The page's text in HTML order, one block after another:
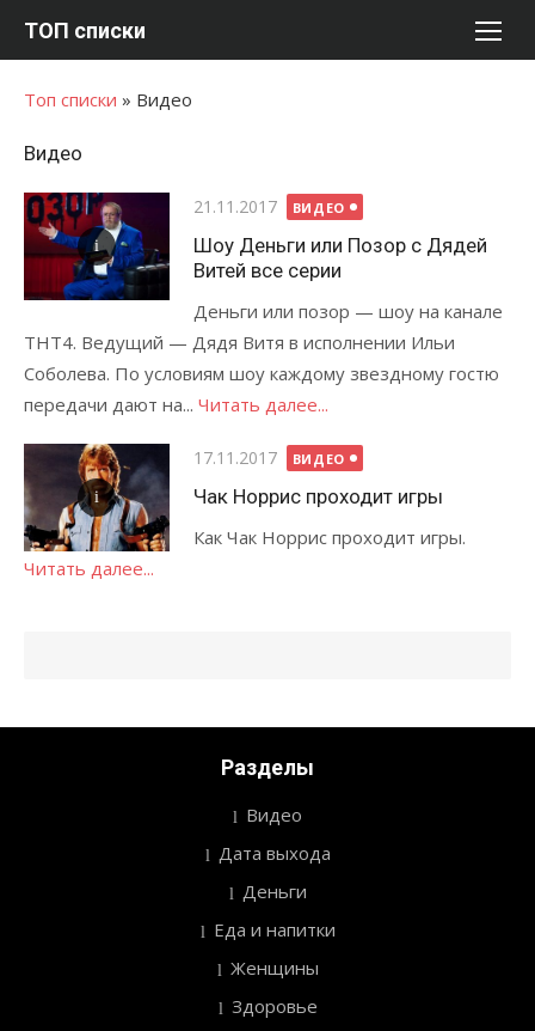
ТОП списки
Топ списки » Видео
Видео
Опубликовано
21.11.2017 ВИДЕО
Шоу Деньги или Позор с Дядей
Витей все серии
Деньги или позор — шоу на канале
ТНТ4. Ведущий — Дядя Витя в исполнении Ильи
Соболева. По условиям шоу каждому звездному гостю
передачи дают на... Читать далее...
Опубликовано
17.11.2017 ВИДЕО
Чак Норрис проходит игры
Как Чак Норрис проходит игры.
Читать далее...
Разделы
Видео
Дата выхода
Деньги
Еда и напитки
Женщины
Здоровье